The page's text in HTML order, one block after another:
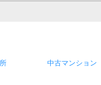
中古マンション